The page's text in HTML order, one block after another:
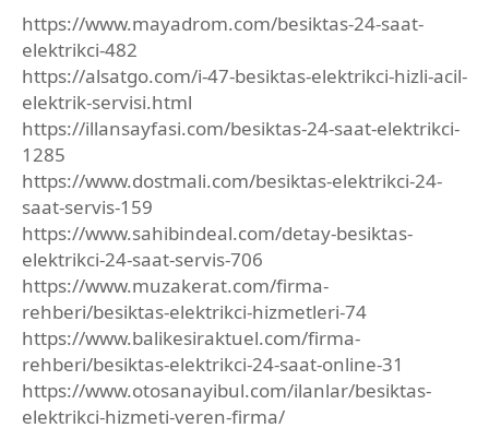
https://www.mayadrom.com/besiktas-24-saat-
elektrikci-482
https://alsatgo.com/i-47-besiktas-elektrikci-hizli-acil-
elektrik-servisi.html
https://illansayfasi.com/besiktas-24-saat-elektrikci-
1285
https://www.dostmali.com/besiktas-elektrikci-24-
saat-servis-159
https://www.sahibindeal.com/detay-besiktas-
elektrikci-24-saat-servis-706
https://www.muzakerat.com/firma-
rehberi/besiktas-elektrikci-hizmetleri-74
https://www.balikesiraktuel.com/firma-
rehberi/besiktas-elektrikci-24-saat-online-31
https://www.otosanayibul.com/ilanlar/besiktas-
elektrikci-hizmeti-veren-firma/